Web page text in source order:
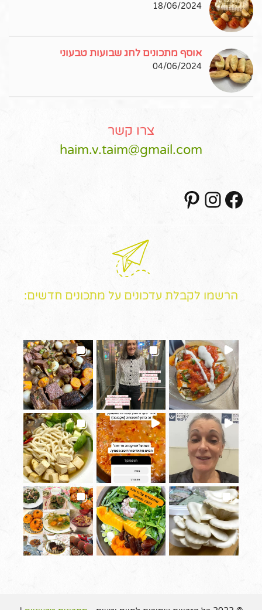
18/06/2024
אוסף מתכונים לחג שבועות טבעוני
04/06/2024
צרו קשר
haim.v.taim@gmail.com
Facebook
Instagram
הרשמו לקבלת עדכונים על מתכונים חדשים: